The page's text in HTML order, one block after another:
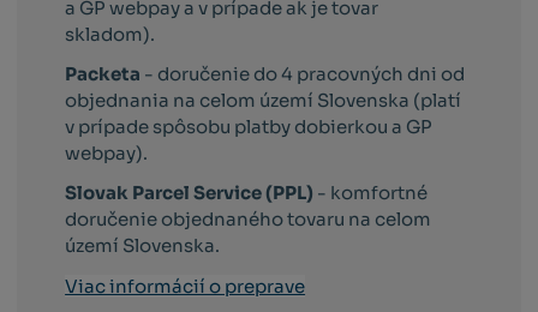
a GP webpay a v prípade ak je tovar
skladom).
Packeta - doručenie do 4 pracovných dni od
objednania na celom území Slovenska (platí
v prípade spôsobu platby dobierkou a GP
webpay).
Slovak Parcel Service (PPL) - komfortné
doručenie objednaného tovaru na celom
území Slovenska.
Viac informácií o preprave